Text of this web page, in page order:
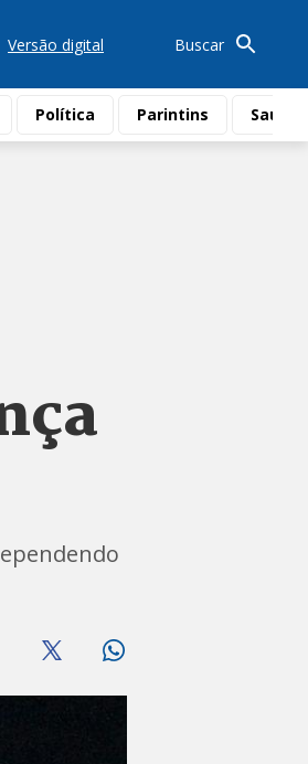
Versão digital Buscar
Política Parintins Saúde